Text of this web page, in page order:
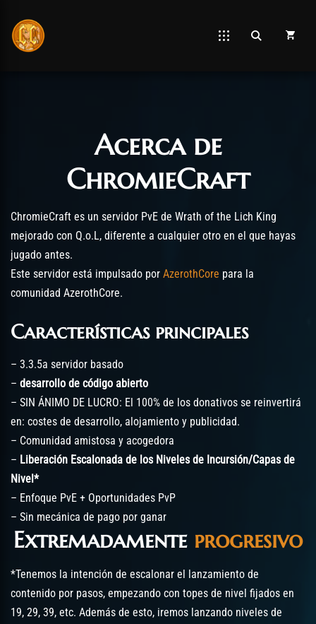
Post has published by Chromie The Time Keeper
diciembre 23, 2020Acerca de
ChromieCraft
ChromieCraft es un servidor PvE de Wrath of the Lich King
mejorado con Q.o.L, diferente a cualquier otro en el que hayas
jugado antes.
Este servidor está impulsado por AzerothCore para la
comunidad AzerothCore.
Características principales
– 3.3.5a servidor basado
– desarrollo de código abierto
– SIN ÁNIMO DE LUCRO: El 100% de los donativos se reinvertirá
en: costes de desarrollo, alojamiento y publicidad.
– Comunidad amistosa y acogedora
– Liberación Escalonada de los Niveles de Incursión/Capas de
Nivel*
– Enfoque PvE + Oportunidades PvP
– Sin mecánica de pago por ganar
Extremadamente progresivo
*Tenemos la intención de escalonar el lanzamiento de
contenido por pasos, empezando con topes de nivel fijados en
19, 29, 39, etc. Además de esto, iremos lanzando niveles de